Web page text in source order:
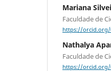
Mariana
Faculdade de
https://orcid.org/
Nathalya
Faculdade de
https://orcid.org/